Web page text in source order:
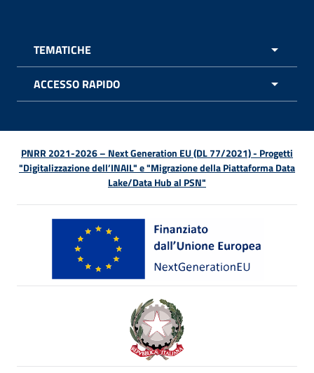
TEMATICHE
ACCESSO RAPIDO
PNRR 2021-2026 – Next Generation EU (DL 77/2021) - Progetti
"Digitalizzazione dell’INAIL" e "Migrazione della Piattaforma Data
Lake/Data Hub al PSN"